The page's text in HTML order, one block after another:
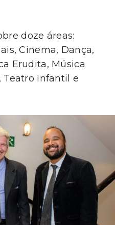
doze áreas:
Cinema, Dança,
Erudita, Música
Teatro Infantil e